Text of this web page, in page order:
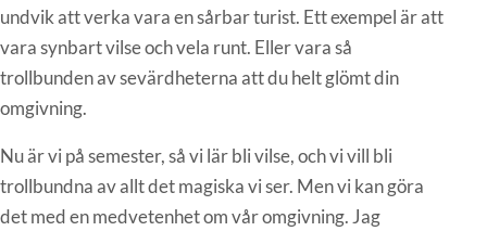
undvik att verka vara en sårbar turist. Ett exempel är att
vara synbart vilse och vela runt. Eller vara så
trollbunden av sevärdheterna att du helt glömt din
omgivning.
Nu är vi på semester, så vi lär bli vilse, och vi vill bli
trollbundna av allt det magiska vi ser. Men vi kan göra
det med en medvetenhet om vår omgivning. Jag